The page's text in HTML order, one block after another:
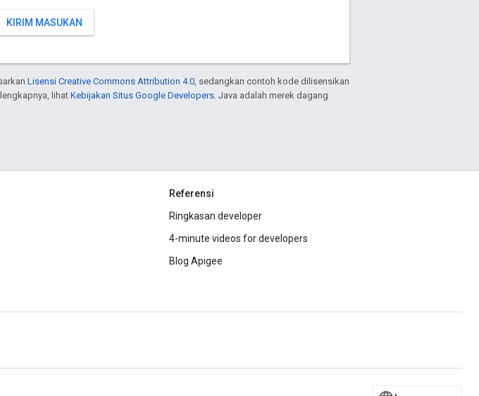
KIRIM MASUKAN
Lisensi Creative Commons Attribution 4.0, sedangkan contoh kode dilisensikan
lihat Kebijakan Situs Google Developers. Java adalah merek dagang
Referensi
Ringkasan developer
4-minute videos for developers
Blog Apigee